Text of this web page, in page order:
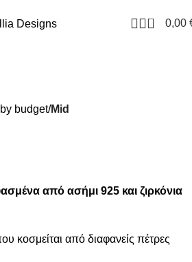
0 0,00
budget Mid
από ασήμι 925 και ζιρκόνια
κοσμείται από διαφανείς πέτρες